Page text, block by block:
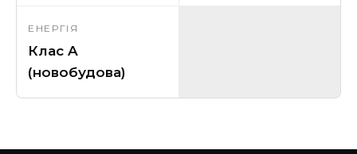
ЕНЕРГІЯ
Клас A
(новобудова)